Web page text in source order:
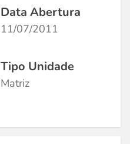
Data Abertura
11/07/2011
Tipo Unidade
Matriz